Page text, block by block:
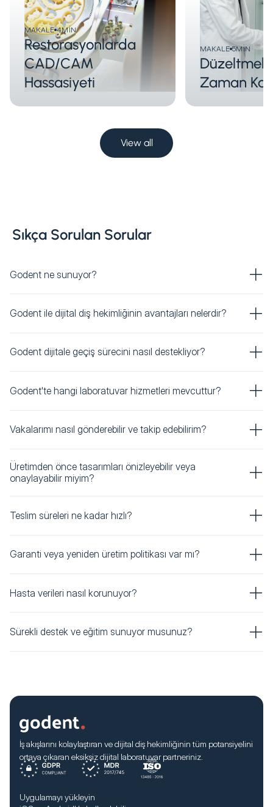
MAKALE 4MIN
Restorasyonlarda
CAD/CAM
Hassasiyeti
MAKALE 5MIN
Zaman
View all
Sıkça Sorulan Sorular
Godent ne sunuyor?
Godent ile dijital diş hekimliğinin avantajları nelerdir?
Godent dijitale geçiş sürecini nasıl destekliyor?
Godent'te hangi laboratuvar hizmetleri mevcuttur?
Vakalarımı nasıl gönderebilir ve takip edebilirim?
Üretimden önce tasarımları önizleyebilir veya
onaylayabilir miyim?
Teslim süreleri ne kadar hızlı?
Garanti veya yeniden üretim politikası var mı?
Hasta verileri nasıl korunuyor?
Sürekli destek ve eğitim sunuyor musunuz?
İş akışlarını kolaylaştıran ve dijital diş hekimliğinin tüm potansiyelini
ortaya çıkaran eksiksiz dijital laboratuvar partneriniz.
Uygulamayı yükleyin